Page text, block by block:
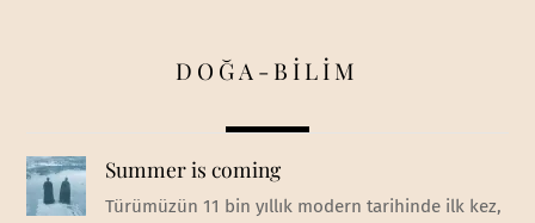
DOĞA-BİLİM
Summer is coming
Türümüzün 11 bin yıllık modern tarihinde ilk kez,